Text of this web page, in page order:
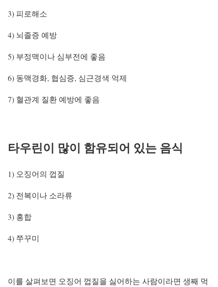
3) 피로해소
4) 뇌졸증 예방
5) 부정맥이나 심부전에 좋음
6) 동맥경화, 협심증, 심근경색 억제
7) 혈관계 질환 예방에 좋음
타우린이 많이 함유되어 있는 음식
1) 오징어의 껍질
2) 전복이나 소라류
3) 홍합
4) 쭈꾸미
이를 살펴보면 오징어 껍질을 싫어하는 사람이라면 생째 먹